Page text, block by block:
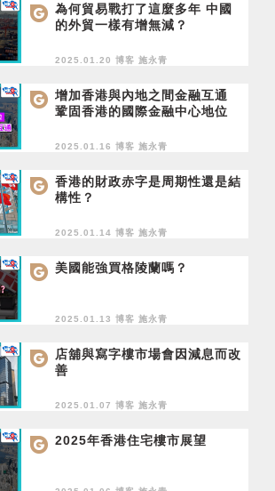
為何貿易戰打了這麼多年 中國
的外貿一樣有增無減？
2025.01.20 博客 施永青
增加香港與內地之間金融互通
鞏固香港的國際金融中心地位
2025.01.16 博客 施永青
香港的財政赤字是周期性還是結
構性？
2025.01.14 博客 施永青
美國能強買格陵蘭嗎？
2025.01.13 博客 施永青
店舖與寫字樓市場會因減息而改
善
2025.01.07 博客 施永青
2025年香港住宅樓市展望